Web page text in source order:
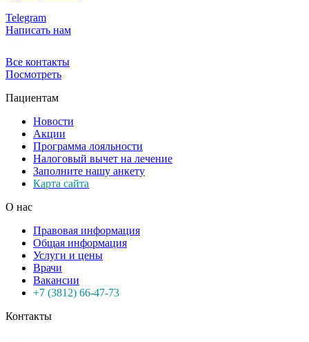
Telegram
Написать нам
Все контакты
Посмотреть
Пациентам
Новости
Акции
Программа лояльности
Налоговый вычет на лечение
Заполните нашу анкету
Карта сайта
О нас
Правовая информация
Общая информация
Услуги и цены
Врачи
Вакансии
+7 (3812) 66-47-73
Контакты